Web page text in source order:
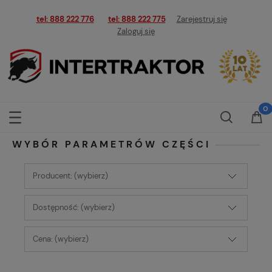
tel: 888 222 776 tel: 888 222 775
Zarejestruj się
Zaloguj się
WYBÓR PARAMETRÓW CZĘŚCI
Producent: (wybierz)
Dostępność: (wybierz)
Cena: (wybierz)